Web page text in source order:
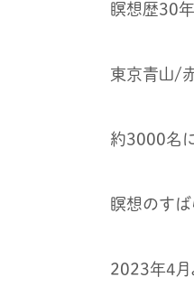
瞑想歴30年
東京青山/
約3000名
瞑想のすば
2023年4月